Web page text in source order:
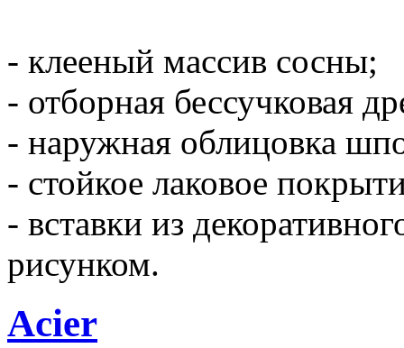
- клееный массив сосны;
- отборная бессучковая
- наружная облицовка
- стойкое лаковое
- вставки из
рисунком.
Acier